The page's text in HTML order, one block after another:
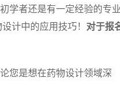
学者还是有一定经验的专
计中的应用技巧！ 对于报
您是想在药物设计领域深